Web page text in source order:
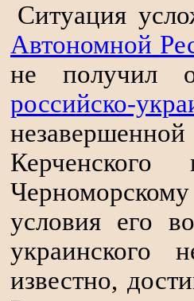
Ситуация
Автономной
не получил
российско-
условия его
украинского
известно,